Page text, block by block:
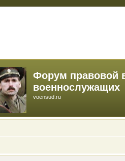
Форум правовой
военнослужащих
voensud.ru